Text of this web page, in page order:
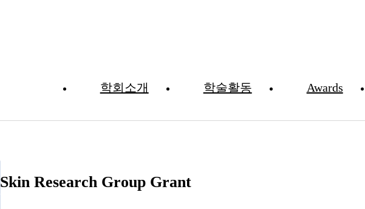
학회소개 학술활동 Awards
Skin Research Group Grant